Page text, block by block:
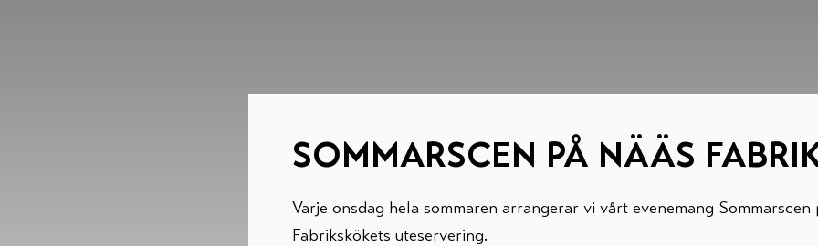
SOMMARSCEN PÅ NÄÄS
Varje onsdag hela sommaren arrangerar vi vårt evenemang Sommarscen
Fabrikskökets uteservering.